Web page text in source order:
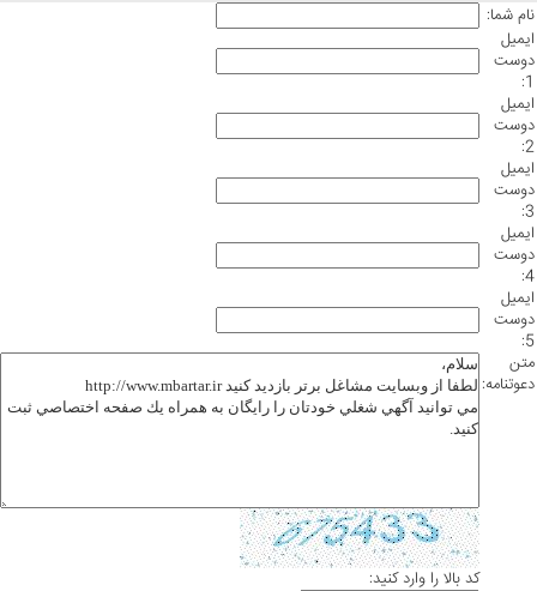
نام شما:
ايميل
دوست
1:
ايميل
دوست
2:
ايميل
دوست
3:
ايميل
دوست
4:
ايميل
دوست
5:
متن
دعوتنامه:
كد بالا را وارد كنيد: